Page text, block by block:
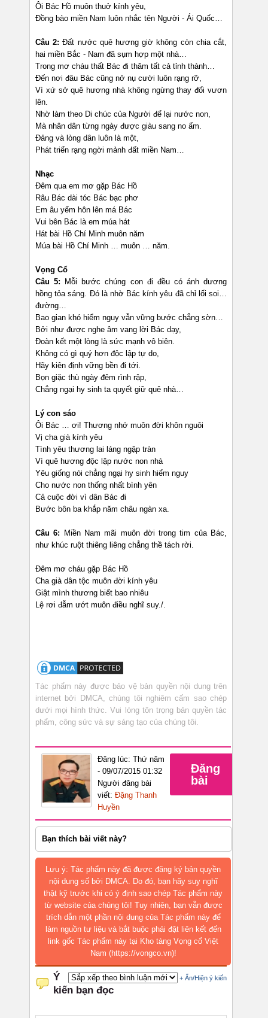
Ôi Bác Hồ muôn thuở kính yêu,
Đồng bào miền Nam luôn nhắc tên Người - Ái Quốc…
Câu 2:Đất nước quê hương giờ không còn chia cắt,
hai miền Bắc - Nam đã sụm hợp một nhà…
Trong mơ cháu thất Bác đi thăm tất cả tỉnh thành…
Đến nơi đâu Bác cũng nở nụ cười luôn rạng rỡ,
Vì xứ sở quê hương nhà không ngừng thay đổi vươn
lên.
Nhờ làm theo Di chúc của Người để lại nước non,
Mà nhân dân từng ngày được giàu sang no ấm.
Đảng và lòng dân luôn là một,
Phát triển rạng ngời mảnh đất miền Nam…
Nhạc
Đêm qua em mơ gặp Bác Hồ
Râu Bác dài tóc Bác bạc phơ
Em âu yếm hôn lên má Bác
Vui bên Bác là em múa hát
Hát bài Hồ Chí Minh muôn năm
Múa bài Hồ Chí Minh … muôn … năm.
Vọng Cổ
Câu 5:
Mỗi bước chúng con đi đều có ánh dương
hồng tỏa sáng. Đó là nhờ Bác kính yêu đã chỉ lối soi…
đường…
Bao gian khó hiểm nguy vẫn vững bước chẳng sờn…
Bởi như được nghe âm vang lời Bác dạy,
Đoàn kết một lòng là sức mạnh vô biên.
Không có gì quý hơn độc lập tự do,
Hãy kiên định vững bền đi tới.
Bọn giặc thù ngày đêm rình rập,
Chẳng ngại hy sinh ta quyết giữ quê nhà…
Lý con sáo
Ôi Bác … ơi! Thương nhớ muôn đời khôn nguôi
Vị cha già kính yêu
Tình yêu thương lai láng ngập tràn
Vì quê hương độc lập nước non nhà
Yêu giống nòi chẳng ngại hy sinh hiểm nguy
Cho nước non thống nhất bình yên
Cả cuộc đời vì dân Bác đi
Bước bôn ba khắp năm châu ngàn xa.
Câu 6:
Miền Nam mãi muôn đời trong tim của Bác,
như khúc ruột thiêng liêng chẳng thề tách rời.
Đêm mơ cháu gặp Bác Hồ
Cha già dân tộc muôn đời kính yêu
Giật mình thương biết bao nhiêu
Lệ rơi đẫm ướt muôn điều nghĩ suy./.
Tác phẩm này được bảo vệ bản quyền nội dung trên
internet bởi DMCA, chúng tôi nghiêm cấm sao chép
dưới mọi hình thức. Vui lòng tôn trọng bản quyền tác
phẩm, công sức và sự sáng tạo của chúng tôi.
Đăng lúc: Thứ năm
- 09/07/2015 01:32
Người đăng bài
viết: Đặng Thanh
Huyền
Đăng
bài
Bạn thích bài viết này?
Lưu ý: Tác phẩm này đã được đăng ký bản quyền
nội dung số bởi DMCA. Do đó, bạn hãy suy nghĩ
thật kỹ trước khi có ý định sao chép Tác phẩm này
từ website của chúng tôi! Tuy nhiên, bạn vẫn được
trích dẫn một phần nội dung của Tác phẩm này để
làm nguồn tư liệu và bắt buộc phải đặt liên kết đến
link gốc Tác phẩm này tại Kho tàng Vọng cổ Việt
Nam (https://vongco.vn)!